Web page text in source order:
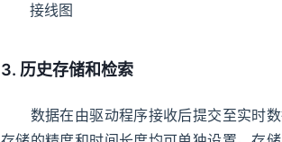
接线图
3. 历史存储和检索
数据在由驱动程序接收后提交至实时数